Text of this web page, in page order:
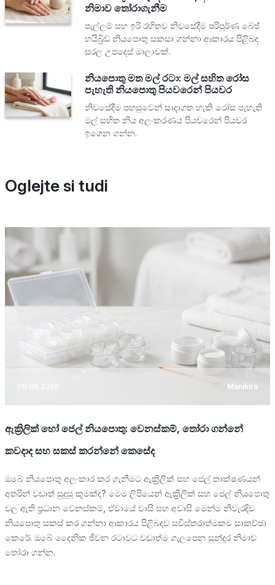
නිමාව තෝරාගැනීම
පැල්ලම් සහ ඉරි රහිතව නිවසේදීම පරිපූර්ණ බේජ්
හයිබ්‍රිඩ් නියපොතු සකසා ගන්නා ආකාරය පිළිබඳ
සරල උපදෙස් මාලාවක්.
නියපොතු මත මල් රටා: මල් සහිත රෝස
පැහැති නියපොතු පියවරෙන් පියවර
නිවසේදීම පහසුවෙන් සාදාගත හැකි රෝස පැහැති
මල් සහිත නිය අලංකරණය පියවරෙන් පියවර
ඉගෙන ගන්න.
Oglejte si tudi
Manikira
ඇක්‍රිලික් හෝ ජෙල් නියපොතු: වෙනස්කම්, තෝරා ගන්නේ
කවදාද සහ සකස් කරන්නේ කෙසේද
ඔබේ නියපොතු අලංකාර කර ගැනීමට ඇක්‍රිලික් සහ ජෙල් තාක්ෂණයන්
අතරින් වඩාත් සුදුසු කුමක්ද? මෙම ලිපියෙන් ඇක්‍රිලික් සහ ජෙල් නියපොතු
වල ඇති ප්‍රධාන වෙනස්කම්, ඒවායේ වාසි සහ අවාසි මෙන්ම නිවැරදිව
නියපොතු සකස් කර ගන්නා ආකාරය පිළිබඳව සවිස්තරාත්මකව සාකච්ඡා
කෙරේ. ඔබේ දෛනික ජීවන රටාවට වඩාත්ම ගැලපෙන සුන්දර නිමාව
තෝරා ගන්න.